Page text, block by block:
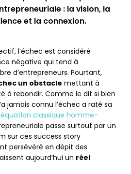
: la vision, la
et la connexion.
l’échec est considéré
négative qui tend à
d’entrepreneurs. Pourtant,
un obstacle mettant à
à rebondir. Comme le dit si bien
jamais connu l’échec a raté sa
classique homme-
passe surtout par un
sur ces success story
persévéré en dépit des
aujourd’hui un réel